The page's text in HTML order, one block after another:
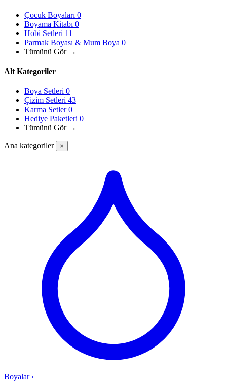
Çocuk Boyaları 0
Boyama Kitabı 0
Hobi Setleri 11
Parmak Boyası & Mum Boya 0
Tümünü Gör →
Alt Kategoriler
Boya Setleri 0
Çizim Setleri 43
Karma Setler0
Hediye Paketleri 0
Tümünü Gör →
Ana kategoriler ×
Boyalar ›